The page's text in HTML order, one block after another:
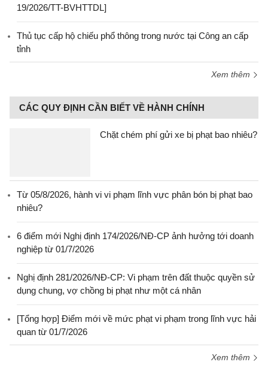
19/2026/TT-BVHTTDL]
Thủ tục cấp hộ chiếu phổ thông trong nước tại Công an cấp
tỉnh
Xem thêm
CÁC QUY ĐỊNH CẦN BIẾT VỀ HÀNH CHÍNH
Chặt chém phí gửi xe bị phạt bao nhiêu?
Từ 05/8/2026, hành vi vi phạm lĩnh vực phân bón bị phạt bao
nhiêu?
6 điểm mới Nghị định 174/2026/NĐ-CP ảnh hưởng tới doanh
nghiệp từ 01/7/2026
Nghị định 281/2026/NĐ-CP: Vi phạm trên đất thuộc quyền sử
dụng chung, vợ chồng bị phạt như một cá nhân
[Tổng hợp] Điểm mới về mức phạt vi phạm trong lĩnh vực hải
quan từ 01/7/2026
Xem thêm